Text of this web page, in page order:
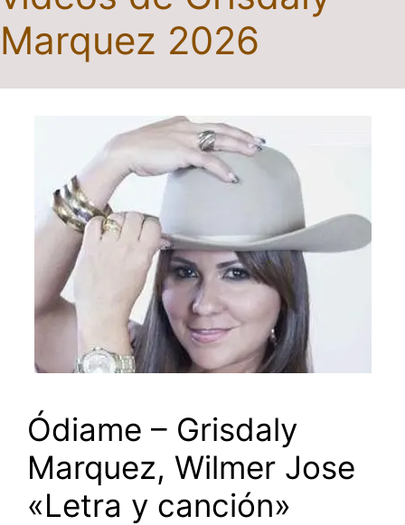
Marquez 2026
Ódiame – Grisdaly
Marquez, Wilmer Jose
«Letra y canción»